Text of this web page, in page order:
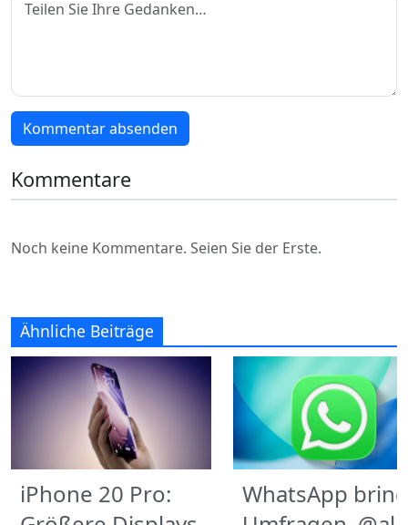
Kommentar absenden
Kommentare
Noch keine Kommentare. Seien Sie der Erste.
Ähnliche Beiträge
iPhone 20 Pro:
WhatsApp